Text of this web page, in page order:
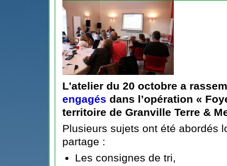
L'atelier du 20 octobre a
engagés dans l’opération «
territoire de Granville Terre &
Plusieurs sujets ont été abordés
partage :
Les consignes de tri,